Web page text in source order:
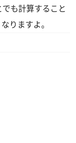
も計算すること
りますよ。